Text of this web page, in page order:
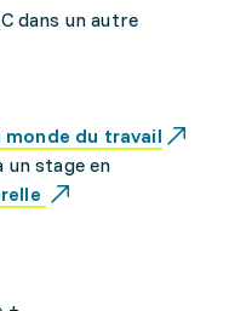
dans un autre
monde du travail
un stage en